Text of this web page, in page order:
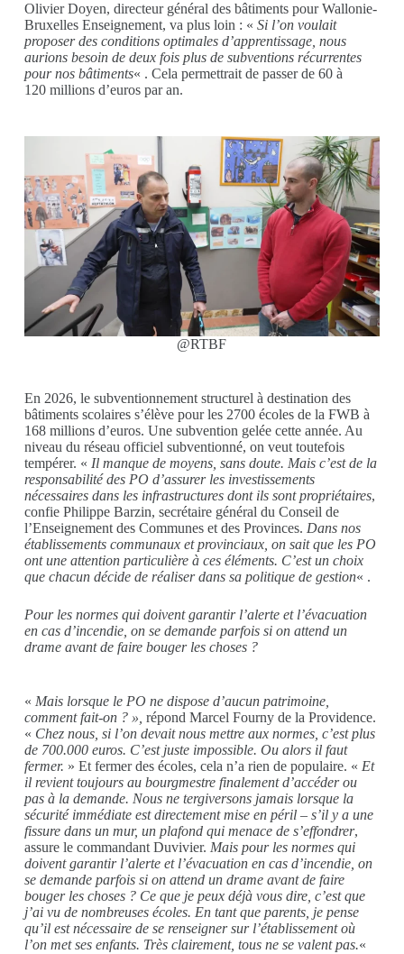
Olivier Doyen, directeur général des bâtiments pour Wallonie-
Bruxelles Enseignement, va plus loin : « Si l’on voulait
proposer des conditions optimales d’apprentissage, nous
aurions besoin de deux fois plus de subventions récurrentes
pour nos bâtiments« . Cela permettrait de passer de 60 à
120 millions d’euros par an.
@RTBF
En 2026, le subventionnement structurel à destination des
bâtiments scolaires s’élève pour les 2700 écoles de la FWB à
168 millions d’euros. Une subvention gelée cette année. Au
niveau du réseau officiel subventionné, on veut toutefois
tempérer. « Il manque de moyens, sans doute. Mais c’est de la
responsabilité des PO d’assurer les investissements
nécessaires dans les infrastructures dont ils sont propriétaires,
confie Philippe Barzin, secrétaire général du Conseil de
l’Enseignement des Communes et des Provinces. Dans nos
établissements communaux et provinciaux, on sait que les PO
ont une attention particulière à ces éléments. C’est un choix
que chacun décide de réaliser dans sa politique de gestion« .
Pour les normes qui doivent garantir l’alerte et l’évacuation
en cas d’incendie, on se demande parfois si on attend un
drame avant de faire bouger les choses ?
« Mais lorsque le PO ne dispose d’aucun patrimoine,
comment fait-on ? », répond Marcel Fourny de la Providence.
« Chez nous, si l’on devait nous mettre aux normes, c’est plus
de 700.000 euros. C’est juste impossible. Ou alors il faut
fermer. » Et fermer des écoles, cela n’a rien de populaire. « Et
il revient toujours au bourgmestre finalement d’accéder ou
pas à la demande. Nous ne tergiversons jamais lorsque la
sécurité immédiate est directement mise en péril – s’il y a une
fissure dans un mur, un plafond qui menace de s’effondrer,
assure le commandant Duvivier. Mais pour les normes qui
doivent garantir l’alerte et l’évacuation en cas d’incendie, on
se demande parfois si on attend un drame avant de faire
bouger les choses ? Ce que je peux déjà vous dire, c’est que
j’ai vu de nombreuses écoles. En tant que parents, je pense
qu’il est nécessaire de se renseigner sur l’établissement où
l’on met ses enfants. Très clairement, tous ne se valent pas.«